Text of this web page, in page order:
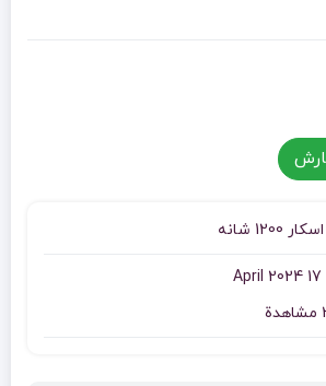
شانه
17 April 2024